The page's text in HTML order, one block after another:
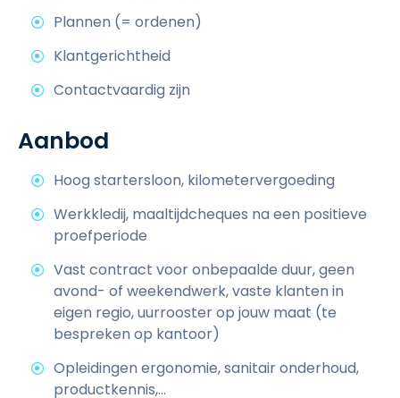
Plannen (= ordenen)
Klantgerichtheid
Contactvaardig zijn
Aanbod
Hoog startersloon, kilometervergoeding
Werkkledij, maaltijdcheques na een positieve
proefperiode
Vast contract voor onbepaalde duur, geen
avond- of weekendwerk, vaste klanten in
eigen regio, uurrooster op jouw maat (te
bespreken op kantoor)
Opleidingen ergonomie, sanitair onderhoud,
productkennis,...